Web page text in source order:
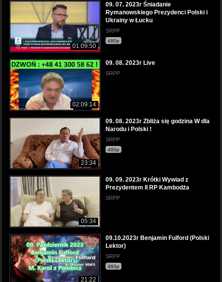
01:09:50
09. 07. 2023r Śniadanie
Rymanowskiego Prezydenci Polski i
Ukrainy w Łucku
SRPP
480p
02:09:14
09. 08. 2023r Live
SRPP
23:34
09. 08. 2023r Zbliża się godzina W dla
Narodu i Polski !
SRPP
480p
05:34
09. 09. 2023r Krótki Wywiad z
Prezydentem II RP Kambodża
SRPP
21:22
09.10.2023r Benjamin Fulford (Polski
Lektor)
SRPP
480p